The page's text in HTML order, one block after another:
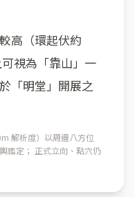
高（環起伏約
視為「靠山」一
「明堂」開展之
解析度）以周邊八方位
鑑定； 正式立向、點穴仍